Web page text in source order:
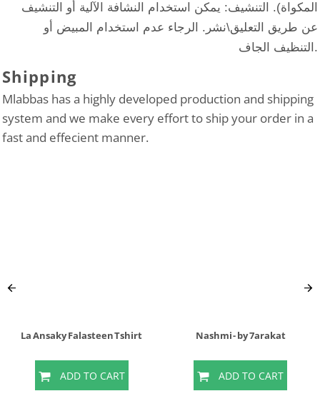
المكواة). التنشيف: يمكن استخدام النشافة الآلية أو التنشيف
عن طريق التعليق\نشر. الرجاء عدم استخدام المبيض أو
التنظيف الجاف.
Shipping
Mlabbas has a highly developed production and shipping
system and we make every effort to ship your order in a
fast and effecient manner.
La Ansaky Falasteen Tshirt
ADD TO CART
Nashmi - by 7arakat
ADD TO CART